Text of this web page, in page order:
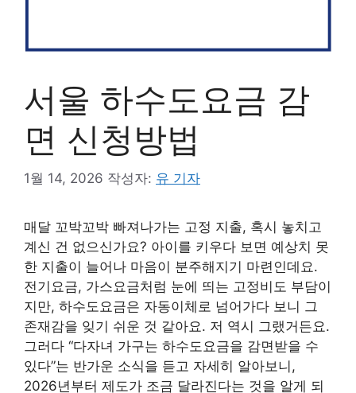
서울 하수도요금 감
면 신청방법
1월 14, 2026 작성자: 유 기자
매달 꼬박꼬박 빠져나가는 고정 지출, 혹시 놓치고
계신 건 없으신가요? 아이를 키우다 보면 예상치 못
한 지출이 늘어나 마음이 분주해지기 마련인데요.
전기요금, 가스요금처럼 눈에 띄는 고정비도 부담이
지만, 하수도요금은 자동이체로 넘어가다 보니 그
존재감을 잊기 쉬운 것 같아요. 저 역시 그랬거든요.
그러다 “다자녀 가구는 하수도요금을 감면받을 수
있다”는 반가운 소식을 듣고 자세히 알아보니,
2026년부터 제도가 조금 달라진다는 것을 알게 되